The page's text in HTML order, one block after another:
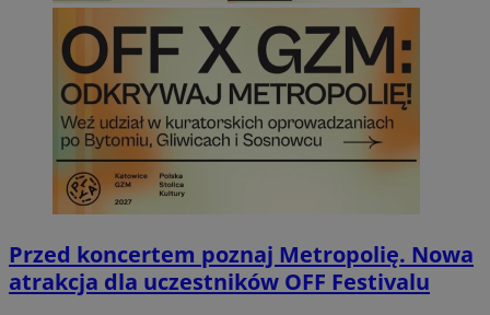
Przed koncertem poznaj Metropolię. Nowa
atrakcja dla uczestników OFF Festivalu